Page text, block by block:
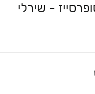
- שירלי